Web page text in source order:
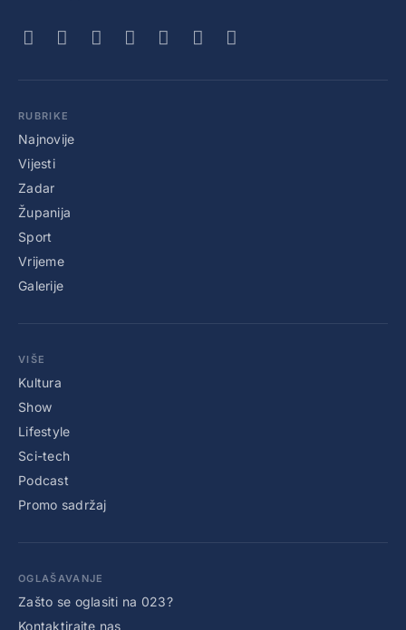
RUBRIKE
Najnovije
Vijesti
Zadar
Županija
Sport
Vrijeme
Galerije
VIŠE
Kultura
Show
Lifestyle
Sci-tech
Podcast
Promo sadržaj
OGLAŠAVANJE
Zašto se oglasiti na 023?
Kontaktirajte nas